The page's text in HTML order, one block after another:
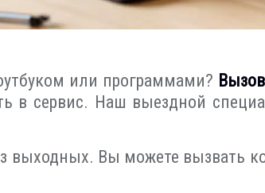
или программами?
в сервис. Наш выездной
выходных. Вы можете вызвать